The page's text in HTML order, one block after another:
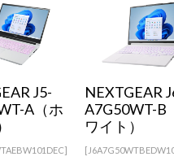
PC
おすすめパソコン
11 Copilot+ PC
J5-
A（ホ
NEXTGEAR
A7G50WT-B
ワイト）